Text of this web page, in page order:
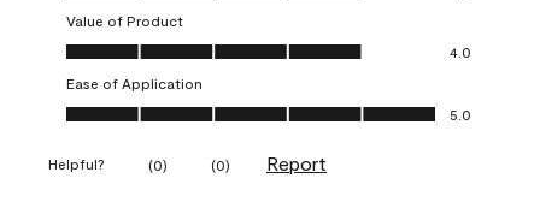
Value of Product
Value of Product, 4.0 out of 5
4.0
Ease of Application
Ease of Application, 5.0 out of 5
5.0
Helpful? (0) (0) Report